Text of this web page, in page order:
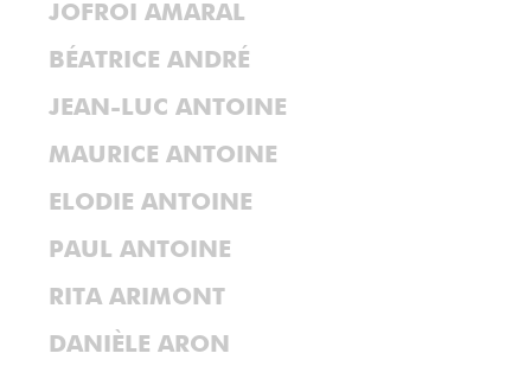
JOFROI AMARAL
BÉATRICE ANDRÉ
JEAN-LUC ANTOINE
MAURICE ANTOINE
ELODIE ANTOINE
PAUL ANTOINE
RITA ARIMONT
DANIÈLE ARON